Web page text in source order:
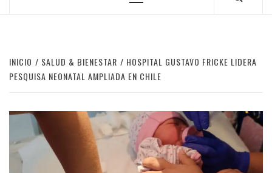
INICIO SALUD & BIENESTAR
HOSPITAL GUSTAVO FRICKE LIDERA
PESQUISA NEONATAL AMPLIADA EN CHILE